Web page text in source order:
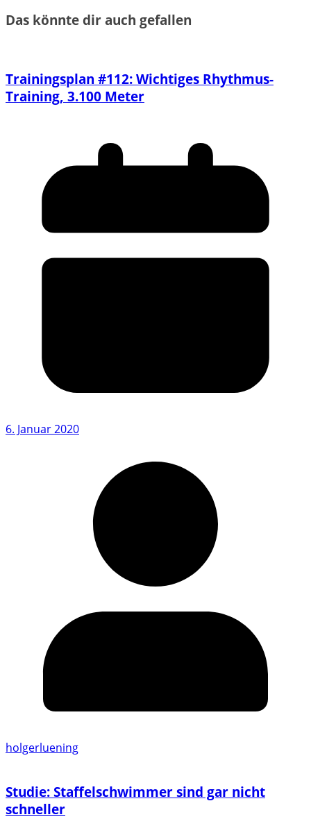
Das könnte dir auch gefallen
Trainingsplan #112: Wichtiges Rhythmus-
Training, 3.100 Meter
6. Januar 2020
holgerluening
Studie: Staffelschwimmer sind gar nicht
schneller